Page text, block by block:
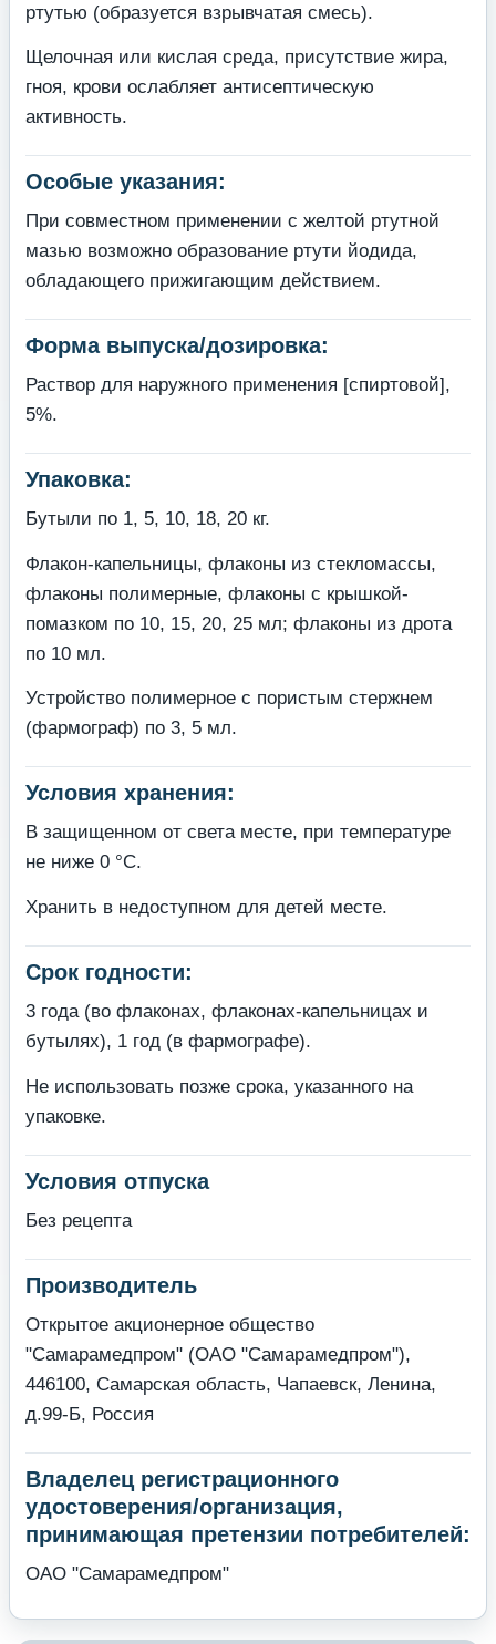
ртутью (образуется взрывчатая смесь).
Щелочная или кислая среда, присутствие жира,
гноя, крови ослабляет антисептическую
активность.
Особые указания:
При совместном применении с желтой ртутной
мазью возможно образование ртути йодида,
обладающего прижигающим действием.
Форма выпуска/дозировка:
Раствор для наружного применения [спиртовой],
5%.
Упаковка:
Бутыли по 1, 5, 10, 18, 20 кг.
Флакон-капельницы, флаконы из стекломассы,
флаконы полимерные, флаконы с крышкой-
помазком по 10, 15, 20, 25 мл; флаконы из дрота
по 10 мл.
Устройство полимерное с пористым стержнем
(фармограф) по 3, 5 мл.
Условия хранения:
В защищенном от света месте, при температуре
не ниже 0 °С.
Хранить в недоступном для детей месте.
Срок годности:
3 года (во флаконах, флаконах-капельницах и
бутылях), 1 год (в фармографе).
Не использовать позже срока, указанного на
упаковке.
Условия отпуска
Без рецепта
Производитель
Открытое акционерное общество
"Самарамедпром" (ОАО "Самарамедпром"),
446100, Самарская область, Чапаевск, Ленина,
д.99-Б, Россия
Владелец регистрационного
удостоверения/организация,
принимающая претензии потребителей:
ОАО "Самарамедпром"